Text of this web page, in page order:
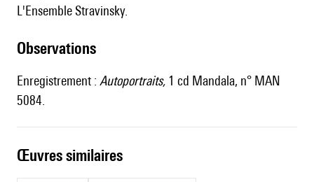
l'Ensemble Stravinsky.
observations
Enregistrement : Autoportraits, 1 cd Mandala, n° MAN
5084.
œuvres similaires